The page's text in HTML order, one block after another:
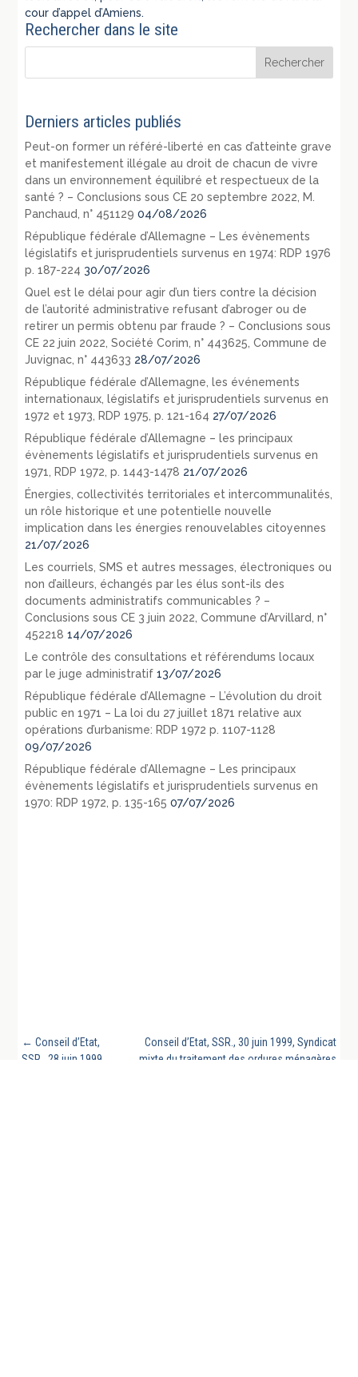
cour d’appel d’Amiens.
Rechercher dans le site
Derniers articles publiés
Peut-on former un référé-liberté en cas d’atteinte grave
et manifestement illégale au droit de chacun de vivre
dans un environnement équilibré et respectueux de la
santé ? – Conclusions sous CE 20 septembre 2022, M.
Panchaud, n° 451129 04/08/2026
République fédérale d’Allemagne – Les évènements
législatifs et jurisprudentiels survenus en 1974: RDP 1976
p. 187-224 30/07/2026
Quel est le délai pour agir d’un tiers contre la décision
de l’autorité administrative refusant d’abroger ou de
retirer un permis obtenu par fraude ? – Conclusions sous
CE 22 juin 2022, Société Corim, n° 443625, Commune de
Juvignac, n° 443633 28/07/2026
République fédérale d’Allemagne, les événements
internationaux, législatifs et jurisprudentiels survenus en
1972 et 1973, RDP 1975, p. 121-164 27/07/2026
République fédérale d’Allemagne – les principaux
évènements législatifs et jurisprudentiels survenus en
1971, RDP 1972, p. 1443-1478 21/07/2026
Énergies, collectivités territoriales et intercommunalités,
un rôle historique et une potentielle nouvelle
implication dans les énergies renouvelables citoyennes
21/07/2026
Les courriels, SMS et autres messages, électroniques ou
non d’ailleurs, échangés par les élus sont-ils des
documents administratifs communicables ? –
Conclusions sous CE 3 juin 2022, Commune d’Arvillard, n°
452218 14/07/2026
Le contrôle des consultations et référendums locaux
par le juge administratif 13/07/2026
République fédérale d’Allemagne – L’évolution du droit
public en 1971 – La loi du 27 juillet 1871 relative aux
opérations d’urbanisme: RDP 1972 p. 1107-1128
09/07/2026
République fédérale d’Allemagne – Les principaux
évènements législatifs et jurisprudentiels survenus en
1970: RDP 1972, p. 135-165 07/07/2026
← Conseil d’Etat,
SSR., 28 juin 1999,
Conseil d’Etat, SSR., 30 juin 1999, Syndicat
mixte du traitement des ordures ménagères